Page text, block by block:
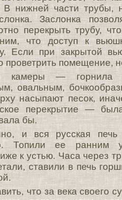
В нижней части трубы,
Заслонка
перекрыть трубу,
что доступ к
Если при закрытой
проветрить помещение,
камеры —
овальным,
насыпают песок,
перекрытие —
бы.
и вся русская
Топили ее ранним
к устью. Часа через
ставили в печь
что за века своего